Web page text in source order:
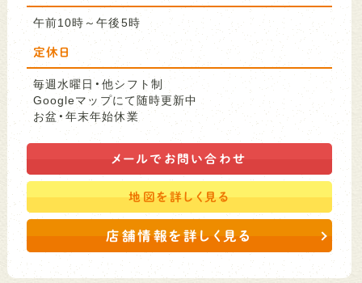
午前10時～午後5時
定休日
毎週水曜日・他シフト制
Googleマップにて随時更新中
お盆・年末年始休業
メールで お問い合わせ
地図を詳しく見る
店舗情報を詳しく見る